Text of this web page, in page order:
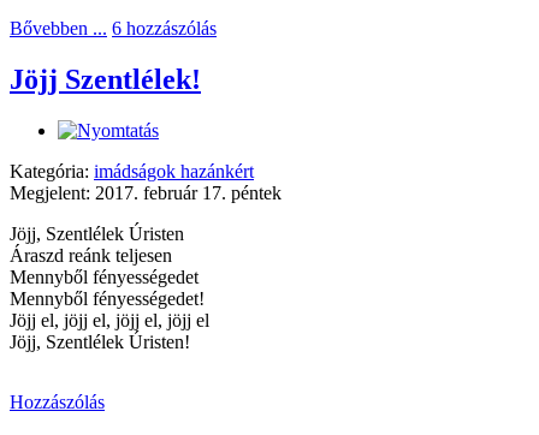
Bővebben ... 6 hozzászólás
Jöjj Szentlélek!
Kategória: imádságok hazánkért
Megjelent: 2017. február 17. péntek
Jöjj, Szentlélek Úristen
Áraszd reánk teljesen
Mennyből fényességedet
Mennyből fényességedet!
Jöjj el, jöjj el, jöjj el, jöjj el
Jöjj, Szentlélek Úristen!
Hozzászólás